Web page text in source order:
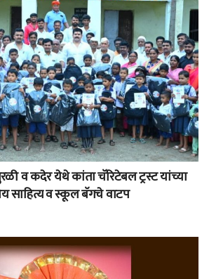
व कदेर येथे कांता चॅरिटेबल ट्रस्ट यांच्या
साहित्य व स्कूल बॅगचे वाटप